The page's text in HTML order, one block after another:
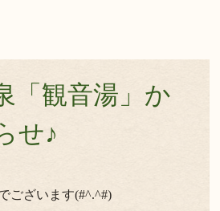
ラン・ご予約
「観音湯」か
せ♪
ございます(#^.^#)